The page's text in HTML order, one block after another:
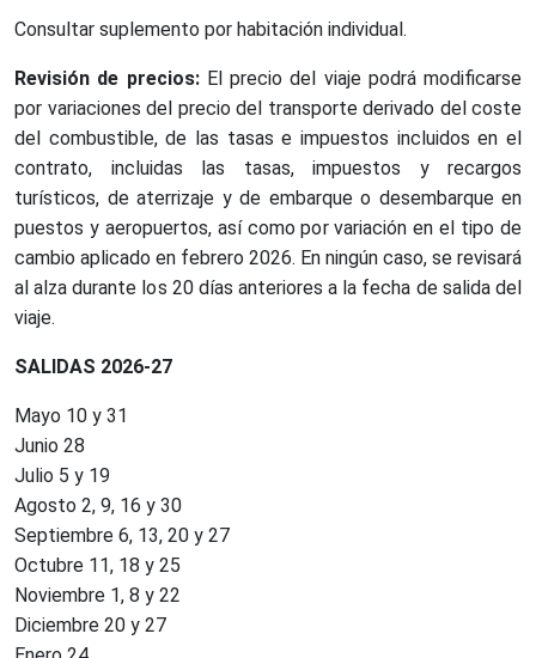
Consultar suplemento por habitación individual.
Revisión de precios:El precio del viaje podrá modificarse
por variaciones del precio del transporte derivado del coste
del combustible, de las tasas e impuestos incluidos en el
contrato, incluidas las tasas, impuestos y recargos
turísticos, de aterrizaje y de embarque o desembarque en
puestos y aeropuertos, así como por variación en el tipo de
cambio aplicado en febrero 2026. En ningún caso, se revisará
al alza durante los 20 días anteriores a la fecha de salida del
viaje.
SALIDAS 2026-27
Mayo 10 y 31
Junio 28
Julio 5 y 19
Agosto 2, 9, 16 y 30
Septiembre 6, 13, 20 y 27
Octubre 11, 18 y 25
Noviembre 1, 8 y 22
Diciembre 20 y 27